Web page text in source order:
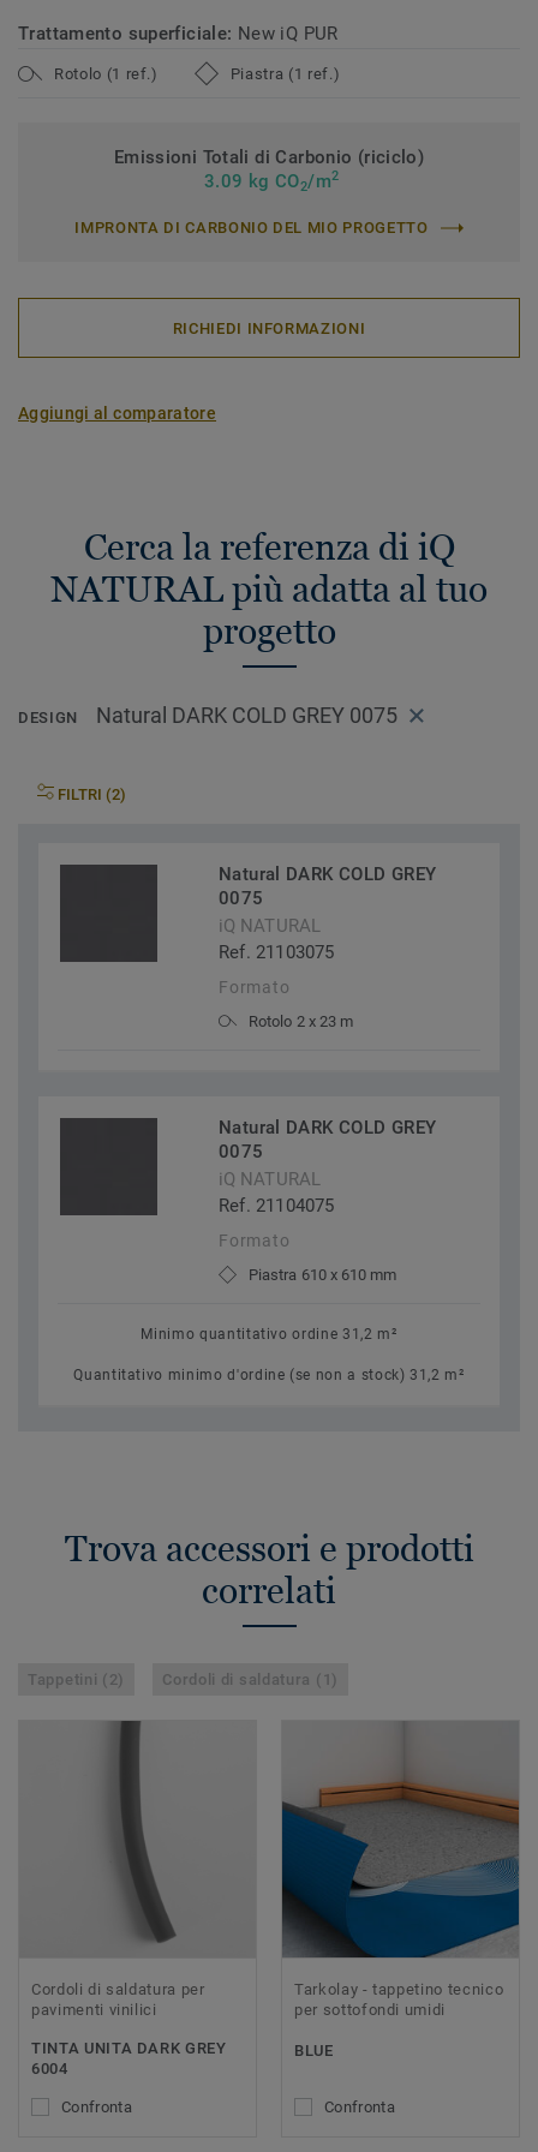
Trattamento superficiale: New iQ PUR
Rotolo (1 ref.) Piastra (1 ref.)
Emissioni Totali di Carbonio (riciclo)
3.09 kg CO2/m2
IMPRONTA DI CARBONIO DEL MIO PROGETTO
RICHIEDI INFORMAZIONI
Aggiungi al comparatore
Cerca la referenza di iQ
NATURAL più adatta al tuo
progetto
DESIGN Natural DARK COLD GREY 0075
FILTRI (2)
Natural DARK COLD GREY
0075
iQ NATURAL
Ref. 21103075
Formato
Rotolo 2 x 23 m
Natural DARK COLD GREY
0075
iQ NATURAL
Ref. 21104075
Formato
Piastra 610 x 610 mm
Minimo quantitativo ordine 31,2 m²
Quantitativo minimo d'ordine (se non a stock) 31,2 m²
Trova accessori e prodotti
correlati
Tappetini (2) Cordoli di saldatura (1)
Cordoli di saldatura per
pavimenti vinilici
TINTA UNITA DARK GREY
6004
Confronta
Tarkolay - tappetino tecnico
per sottofondi umidi
BLUE
Confronta